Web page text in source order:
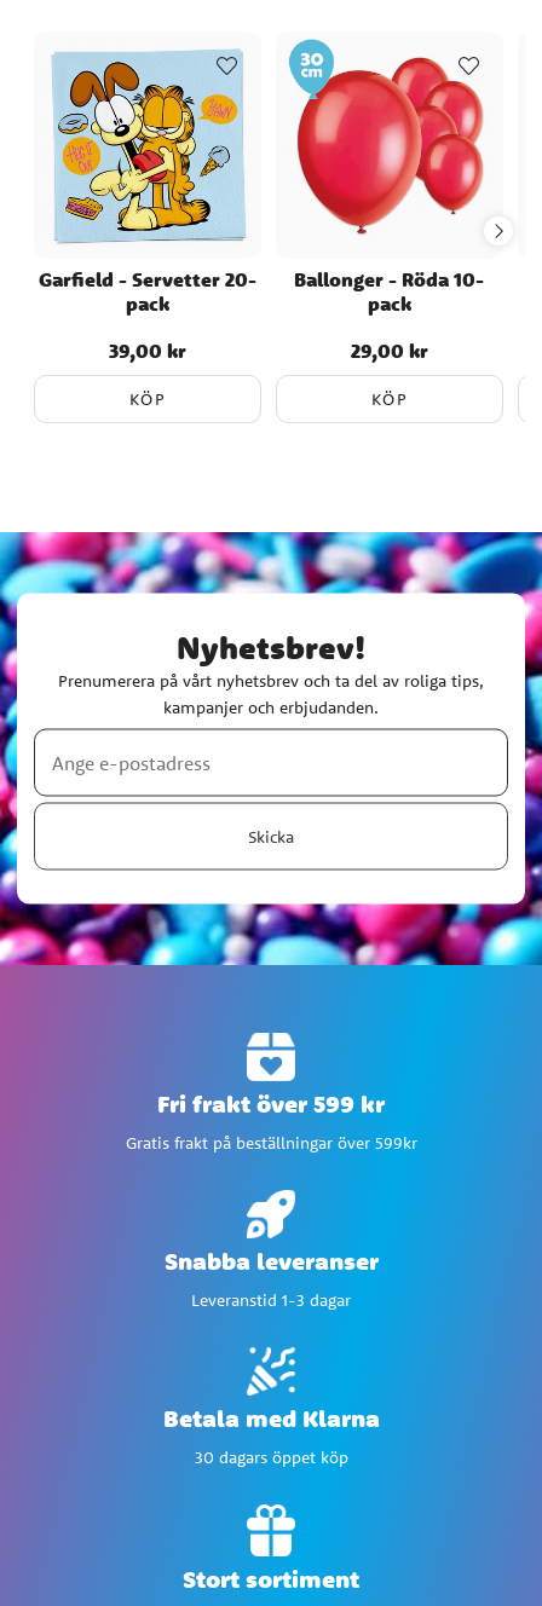
Garfield - Servetter 20-
pack
Pris:39,00 kr
39,00 kr
KÖP
Ballonger - Röda 10-
pack
Pris:29,00 kr
29,00 kr
KÖP
Nyhetsbrev!
Prenumerera på vårt nyhetsbrev och ta del av roliga tips,
kampanjer och erbjudanden.
Skicka
Fri frakt över 599 kr
Gratis frakt på beställningar över 599kr
Snabba leveranser
Leveranstid 1-3 dagar
Betala med Klarna
30 dagars öppet köp
Stort sortiment